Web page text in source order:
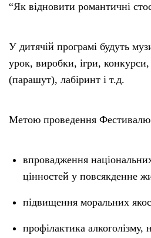
“Як відновити романтичні
У дитячій програмі будуть
урок, виробки, ігри,
(парашут), лабіринт і т.д.
Метою проведення
впровадження
цінностей у повсякденне
підвищення моральних
профілактика алкоголізму,